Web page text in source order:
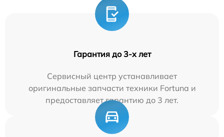
Гарантия до 3-х лет
Сервисный центр устанавливает
оригинальные запчасти техники Fortuna и
предоставляет гарантию до 3 лет.